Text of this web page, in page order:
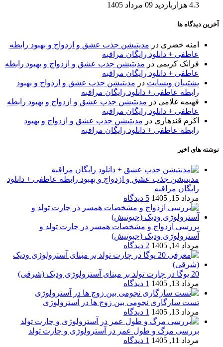
4.3 هزاربازدید 09 مرداد 1405
آخرین دیدگاه ها
امنه خضری در مدیتیشن جذب عشق و ازدواج و بهبود رابطه
عاطفی + دانلود رایگان مراقبه
فرانک کریمی در مدیتیشن جذب عشق و ازدواج و بهبود رابطه
عاطفی + دانلود رایگان مراقبه
پشتیبان وبسایت در مدیتیشن جذب عشق و ازدواج و بهبود
رابطه عاطفی + دانلود رایگان مراقبه
فهیمه غلامی در مدیتیشن جذب عشق و ازدواج و بهبود رابطه
عاطفی + دانلود رایگان مراقبه
اکرم قندهاری در مدیتیشن جذب عشق و ازدواج و بهبود
رابطه عاطفی + دانلود رایگان مراقبه
نوشته های اخیر
مدیتیشن جذب عشق و ازدواج و بهبود رابطه عاطفی + دانلود
رایگان مراقبه
مرداد 15, 1405
5 دیدگاه
بررسی ازدواج و مشخصات همسر در چارت تولد و
آسترولوژی ودیک (جیوتیش)
مرداد 14, 1405
2 دیدگاه
20 یوگا در چارت تولد بر مبنای آسترولوژی ودیک (شرقی)
مرداد 13, 1405
1 دیدگاه
تست سازگاری نجومی بین زوج ها در آسترولوژی
مرداد 13, 1405
1 دیدگاه
بررسی مرگ و طول عمر در آسترولوژی و چارت تولد
مرداد 11, 1405
1 دیدگاه